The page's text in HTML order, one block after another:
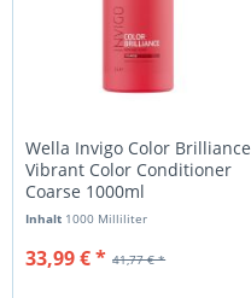
Wella Invigo Color Brilliance
Vibrant Color Conditioner
Coarse 1000ml
Inhalt 1000 Milliliter
41,77 € *
33,99 € *